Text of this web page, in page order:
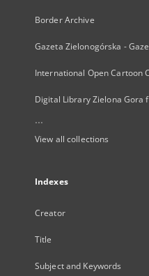
Border Archive
Gazeta Zielonogórska -
International Open Cartoon
Digital Library Zielona Gora
...
View all collections
Indexes
Creator
Title
Subject and Keywords